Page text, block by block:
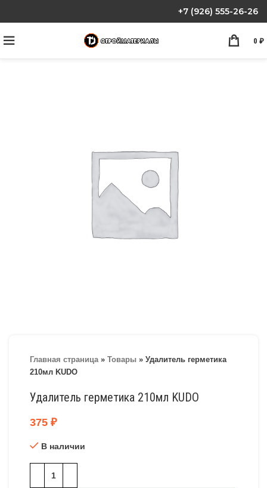
+7 (926) 555-26-26
0 ₽
Главная страница» Товары » Удалитель герметика
210мл KUDO
Удалитель герметика 210мл KUDO
375 ₽
В наличии